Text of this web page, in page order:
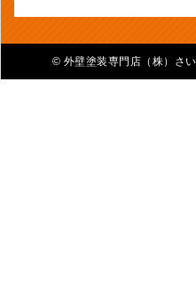
© 外壁塗装専門店（株）さ